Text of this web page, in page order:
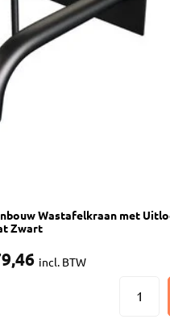
Wastafelkraan met
Zwart
incl. BTW